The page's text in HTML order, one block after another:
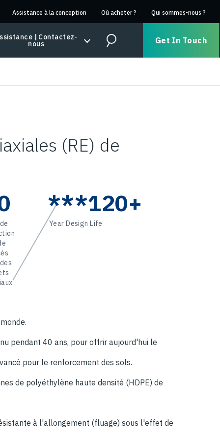
Assistance à la conception Où acheter ? Qui sommes-nous ?
| Contactez-
nous Search Get In Touch
(RE) de
***120+
Year Design Life
pendant 40 ans, pour offrir aujourd'hui le
pour le renforcement des sols.
de polyéthylène haute densité (HDPE) de
à l'allongement (fluage) sous l'effet de